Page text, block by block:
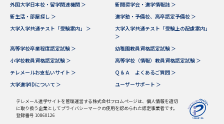
資料の料金の
お支払いについて
受付内容・発送状況の確認
お支払いサイト
テレメール進学カタログ
訂正のご案内
外国大学日本校・留学関連機関 ＞
新聞奨学会・進学情報誌 ＞
新生活・部屋探し ＞
進学塾・予備校、高卒認定予備校 ＞
大学入学共通テスト「受験案内」 ＞
大学入学共通テスト「受験上の配慮案内」
＞
高等学校卒業程度認定試験 ＞
幼稚園教員資格認定試験 ＞
小学校教員資格認定試験 ＞
高等学校（情報）教員資格認定試験 ＞
テレメールお支払いサイト ＞
Ｑ＆Ａ よくあるご質問 ＞
大学進学IDについて ＞
ユーザーサポート ＞
テレメール進学サイトを管理運営する株式会社フロムページは、個人情報を適切
に取り扱う企業としてプライバシーマークの使用を認められた認定事業者です。
登録番号 10860126